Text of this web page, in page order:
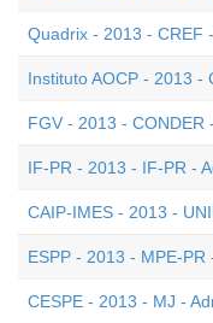
Quadrix - 2013 - CREF
Instituto AOCP - 2013 -
FGV - 2013 - CONDER
IF-PR - 2013 - IF-PR -
CAIP-IMES - 2013 -
ESPP - 2013 - MPE-PR
CESPE - 2013 - MJ -